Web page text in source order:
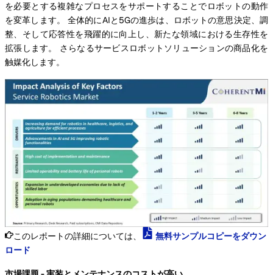
を必要とする複雑なプロセスをサポートすることでロボットの動作
を変革します。 全体的にAIと5Gの進歩は、ロボットの意思決定、調
整、そして応答性を飛躍的に向上し、新たな領域における生存性を
拡張します。 さらなるサービスロボットソリューションの商品化を
触媒化します。
このレポートの詳細については、
無料サンプルコピーをダウン
ロード